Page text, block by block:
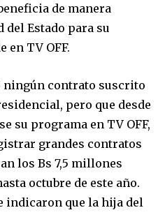
be part of the
email address on our website
Don't worry, we respect
inbox. Your information is
de manera
Estado para su
en TV OFF.
ningún contrato suscrito
pero que desde
su programa en TV OFF,
grandes contratos
los Bs 7,5 millones
octubre de este año.
indicaron que la hija del